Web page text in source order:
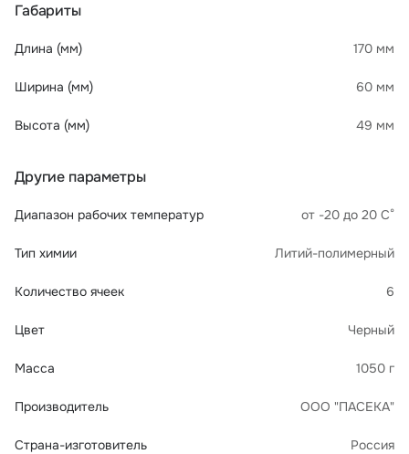
Габариты
Длина (мм) 170 мм
Ширина (мм) 60 мм
Высота (мм) 49 мм
Другие параметры
Диапазон рабочих температур от -20 до 20 С°
Тип химии Литий-полимерный
Количество ячеек 6
Цвет Черный
Масса 1050 г
Производитель ООО "ПАСЕКА"
Страна-изготовитель Россия